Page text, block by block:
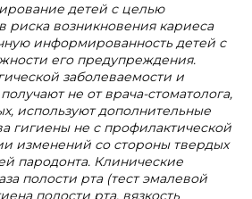
детей с целью
риска возникновения кариеса
информированность детей с
его предупреждения.
заболеваемости и
не от врача-стоматолога,
используют дополнительные
гигиены не с профилактической
изменений со стороны твердых
пародонта. Клинические
полости рта (тест эмалевой
полости рта, вязкость